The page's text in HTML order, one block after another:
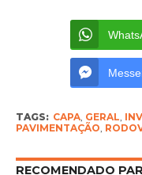
TAGS: CAPA, GERAL
PAVIMENTAÇÃO
RECOMENDADO